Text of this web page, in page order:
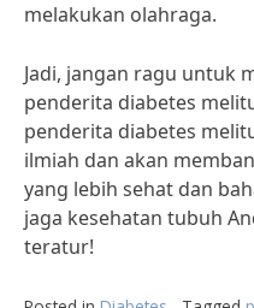
melakukan olahraga.
Jadi, jangan ragu untuk
penderita diabetes
penderita diabetes
ilmiah dan akan
yang lebih sehat dan
jaga kesehatan tubuh
teratur!